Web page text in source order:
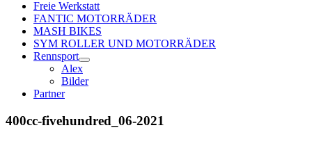
Freie Werkstatt
FANTIC MOTORRÄDER
MASH BIKES
SYM ROLLER UND MOTORRÄDER
Rennsport
open
menu
Alex
Bilder
Partner
400cc-fivehundred_06-2021